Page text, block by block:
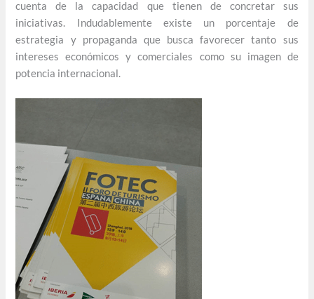
cuenta de la capacidad que tienen de concretar sus
iniciativas. Indudablemente existe un porcentaje de
estrategia y propaganda que busca favorecer tanto sus
intereses económicos y comerciales como su imagen de
potencia internacional.